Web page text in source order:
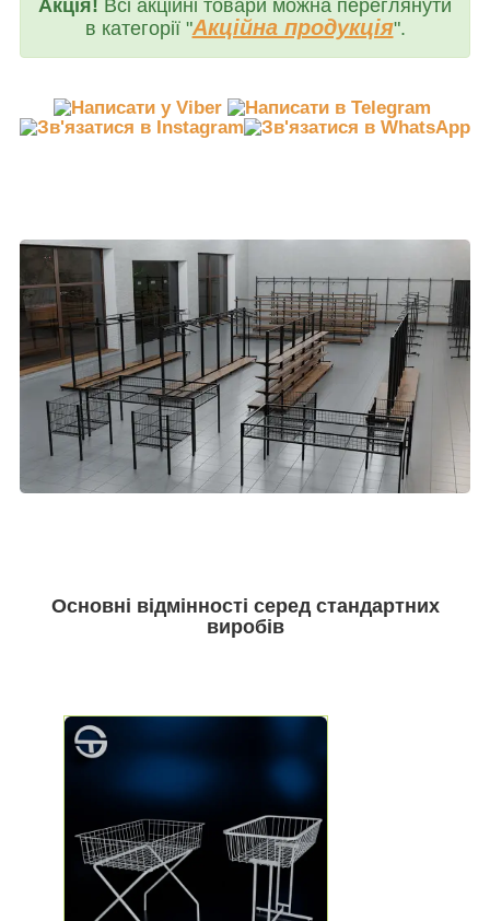
Акція! Всі акційні товари можна переглянути
в категорії "Акційна продукція".
Основні відмінності серед стандартних
виробів